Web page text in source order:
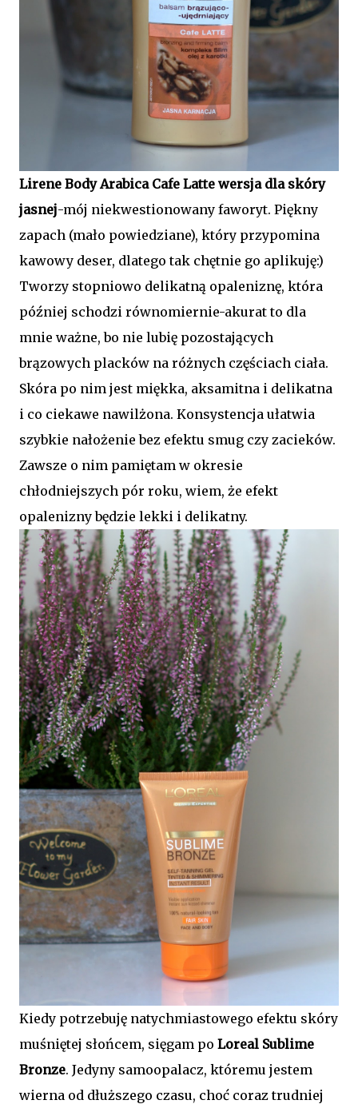
Lirene Body Arabica Cafe Latte wersja dla skóry
jasnej-mój niekwestionowany faworyt. Piękny
zapach (mało powiedziane), który przypomina
kawowy deser, dlatego tak chętnie go aplikuję:)
Tworzy stopniowo delikatną opaleniznę, która
później schodzi równomiernie-akurat to dla
mnie ważne, bo nie lubię pozostających
brązowych placków na różnych częściach ciała.
Skóra po nim jest miękka, aksamitna i delikatna
i co ciekawe nawilżona. Konsystencja ułatwia
szybkie nałożenie bez efektu smug czy zacieków.
Zawsze o nim pamiętam w okresie
chłodniejszych pór roku, wiem, że efekt
opalenizny będzie lekki i delikatny.
Kiedy potrzebuję natychmiastowego efektu skóry
muśniętej słońcem, sięgam po Loreal Sublime
Bronze. Jedyny samoopalacz, któremu jestem
wierna od dłuższego czasu, choć coraz trudniej